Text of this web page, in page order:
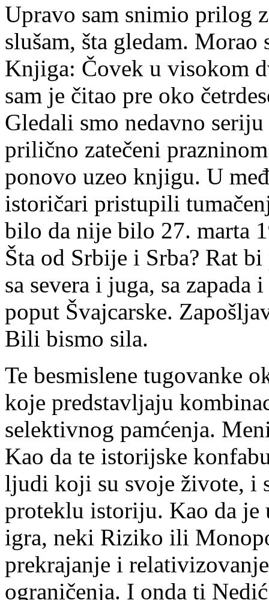
Upravo sam snimio prilog
slušam, šta gledam.
Knjiga: Čovek u visokom
sam je čitao pre oko
Gledali smo nedavno
prilično zatečeni
ponovo uzeo knjigu. U
istoričari pristupili
bilo da nije bilo 27. marta
Šta od Srbije i Srba? Rat
sa severa i juga, sa
poput Švajcarske.
Bili bismo sila.
Te besmislene tugovanke
koje predstavljaju
selektivnog pamćenja.
Kao da te istorijske
ljudi koji su svoje živote, i
proteklu istoriju. Kao da je
igra, neki Riziko ili
prekrajanje i
ograničenja. I onda ti